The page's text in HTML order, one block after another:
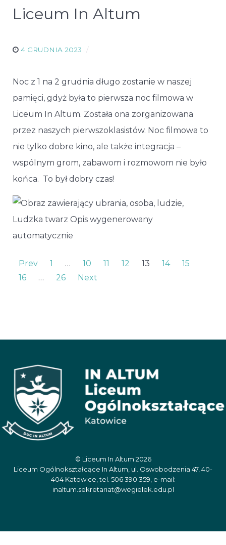
Liceum In Altum
4 GRUDNIA 2023
Noc z 1 na 2 grudnia długo zostanie w naszej
pamięci, gdyż była to pierwsza noc filmowa w
Liceum In Altum. Została ona zorganizowana
przez naszych pierwszoklasistów. Noc filmowa to
nie tylko dobre kino, ale także integracja –
wspólnym grom, zabawom i rozmowom nie było
końca. To był dobry czas!
Prev 1 … 10 11 12 13 14
15
16
… 26 Next
© Liceum In Altum 2026
Liceum Ogólnokształcące In Altum, ul. Oswobodzenia 47, 40-
404 Katowice, tel. 506 390 359, e-mail:
inaltum.sekretariat@wegielek.edu.pl